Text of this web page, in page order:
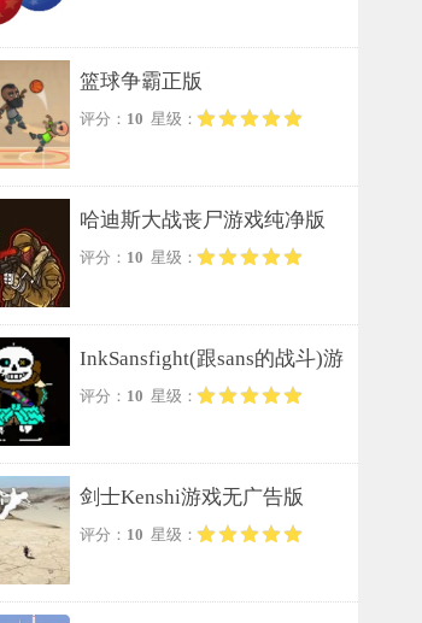
篮球争霸正版
评分： 10 星级：
哈迪斯大战丧尸游戏纯净版
评分： 10 星级：
InkSansfight(跟sans的战斗)游
戏纯净版
评分： 10 星级：
剑士Kenshi游戏无广告版
评分： 10 星级：